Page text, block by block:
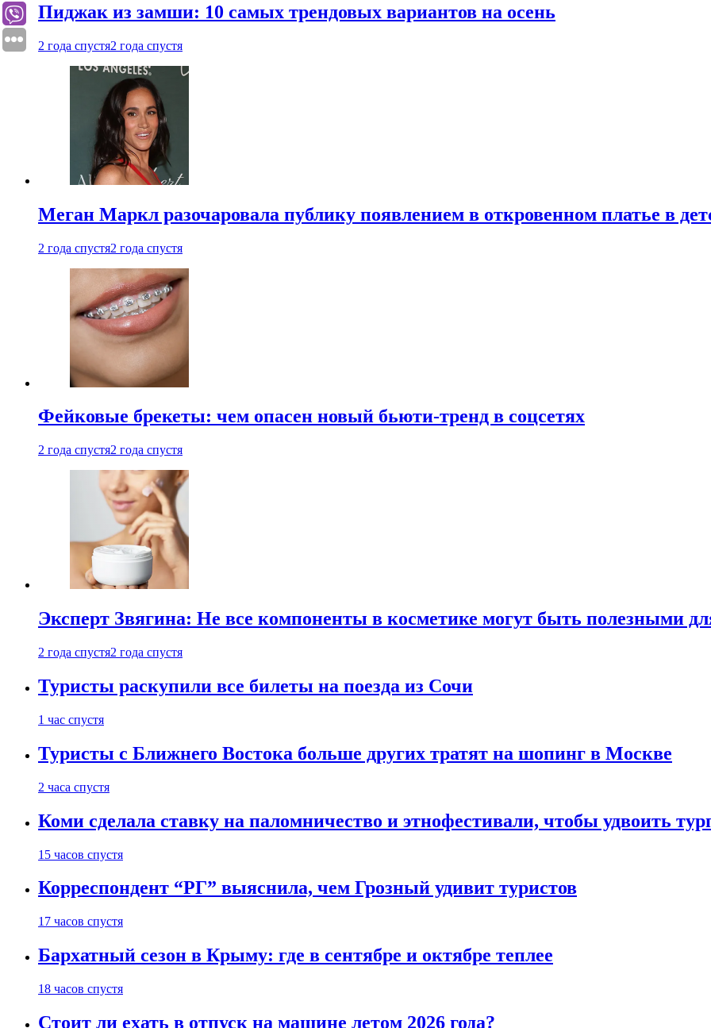
Пиджак из замши: 10 самых трендовых вариантов на осень
2 года спустя2 года спустя
Меган Маркл разочаровала публику появлением в откровенном платье в
2 года спустя2 года спустя
Фейковые брекеты: чем опасен новый бьюти-тренд в соцсетях
2 года спустя2 года спустя
Эксперт Звягина: Не все компоненты в косметике могут быть полезными
2 года спустя2 года спустя
Туристы раскупили все билеты на поезда из Сочи
1 час спустя
Туристы с Ближнего Востока больше других тратят на шопинг в Москве
2 часа спустя
Коми сделала ставку на паломничество и этнофестивали, чтобы удвоить
15 часов спустя
Корреспондент “РГ” выяснила, чем Грозный удивит туристов
17 часов спустя
Бархатный сезон в Крыму: где в сентябре и октябре теплее
18 часов спустя
Стоит ли ехать в отпуск на машине летом 2026 года?